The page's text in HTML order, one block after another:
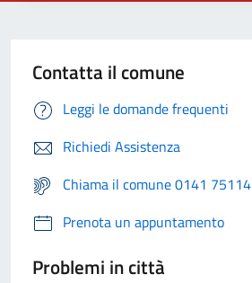
Contatta il comune
Leggi le domande frequenti
Richiedi Assistenza
Chiama il comune 0141 75114
Prenota un appuntamento
Problemi in città